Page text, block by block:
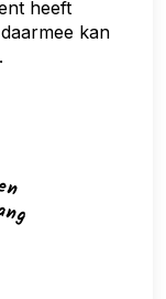
heeft
kan